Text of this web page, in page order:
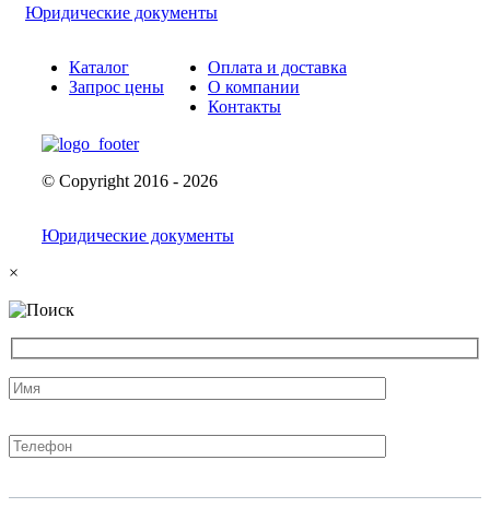
Юридические документы
Каталог
Запрос цены
Оплата и доставка
О компании
Контакты
© Copyright 2016 - 2026
Юридические документы
×